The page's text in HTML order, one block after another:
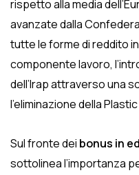
rispetto alla media
avanzate dalla
tutte le forme di reddito
componente lavoro,
dell’Irap attraverso una
l’eliminazione della
Sul fronte dei bonus in
sottolinea l’importanza